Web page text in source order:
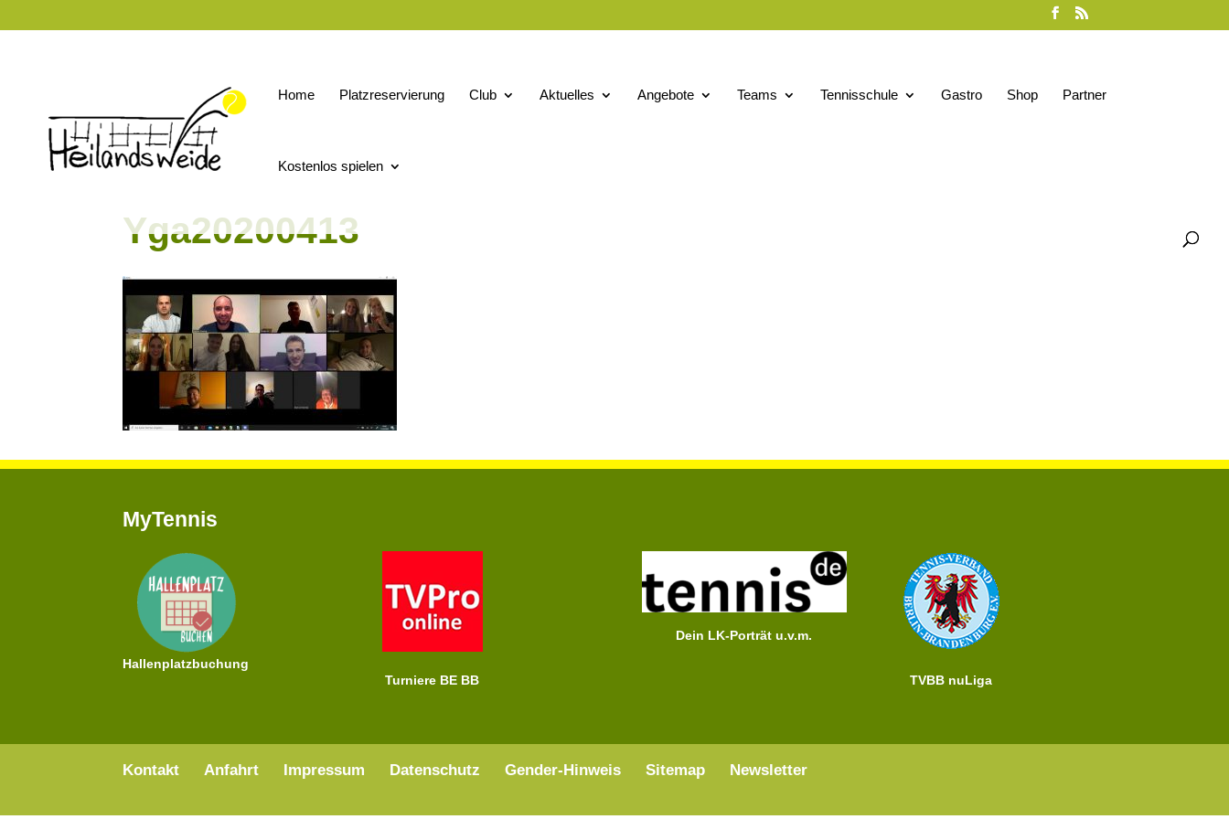
Home Platzreservierung Club Aktuelles Angebote Teams Tennisschule Gastro Shop Partner
Kostenlos spielen
Yga20200413
MyTennis
Hallenplatzbuchung
Turniere BE BB
Dein LK-Porträt u.v.m.
TVBB nuLiga
Kontakt Anfahrt Impressum Datenschutz Gender-Hinweis Sitemap Newsletter